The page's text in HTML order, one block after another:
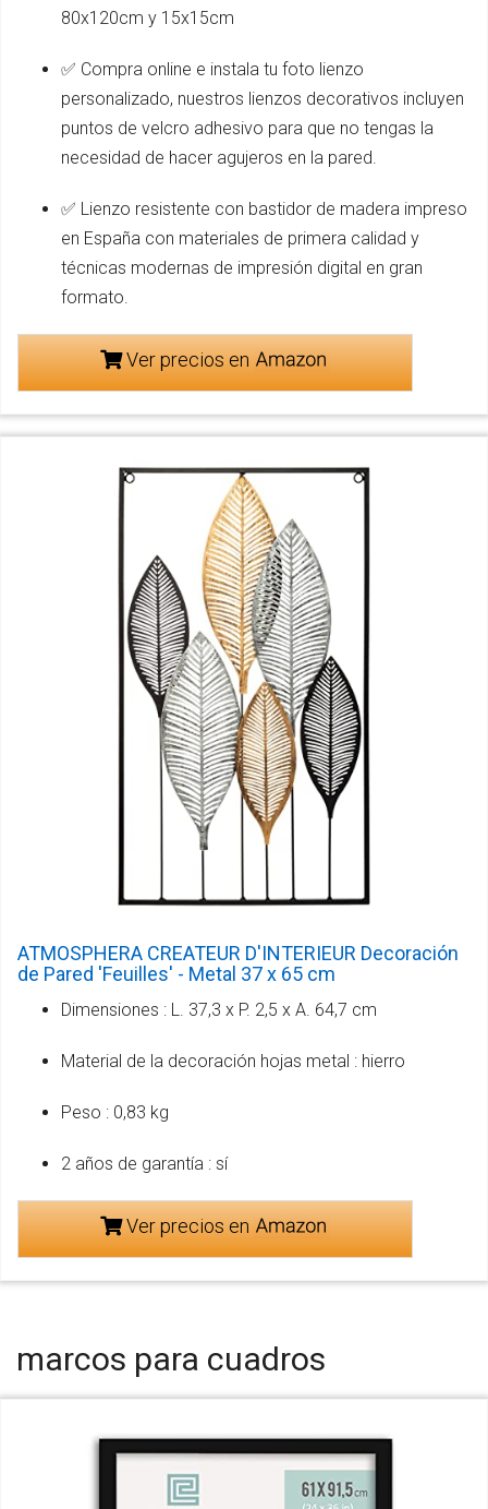
80x120cm y 15x15cm
✅ Compra online e instala tu foto lienzo
personalizado, nuestros lienzos decorativos incluyen
puntos de velcro adhesivo para que no tengas la
necesidad de hacer agujeros en la pared.
✅ Lienzo resistente con bastidor de madera impreso
en España con materiales de primera calidad y
técnicas modernas de impresión digital en gran
formato.
Ver precios en
ATMOSPHERA CREATEUR D'INTERIEUR Decoración
de Pared 'Feuilles' - Metal 37 x 65 cm
Dimensiones : L. 37,3 x P. 2,5 x A. 64,7 cm
Material de la decoración hojas metal : hierro
Peso : 0,83 kg
2 años de garantía : sí
Ver precios en
marcos para cuadros